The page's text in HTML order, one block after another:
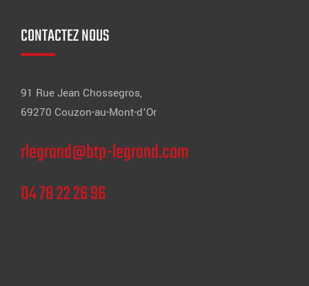
CONTACTEZ NOUS
91 Rue Jean Chossegros,
69270 Couzon-au-Mont-d’Or
rlegrand@btp-legrand.com
04 78 22 26 96